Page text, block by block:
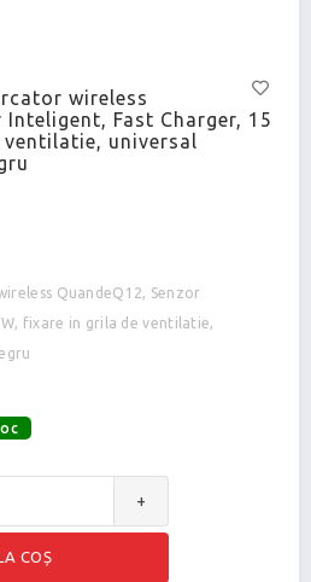
wireless
Inteligent, Fast Charger, 15
universal
QuandeQ12, Senzor
fixare in grila de ventilatie,
+